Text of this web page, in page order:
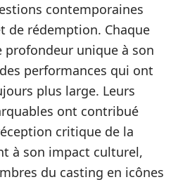
contemporaines
de rédemption. Chaque
profondeur unique à son
performances qui ont
plus large. Leurs
ont contribué
critique de la
à son impact culturel,
du casting en icônes